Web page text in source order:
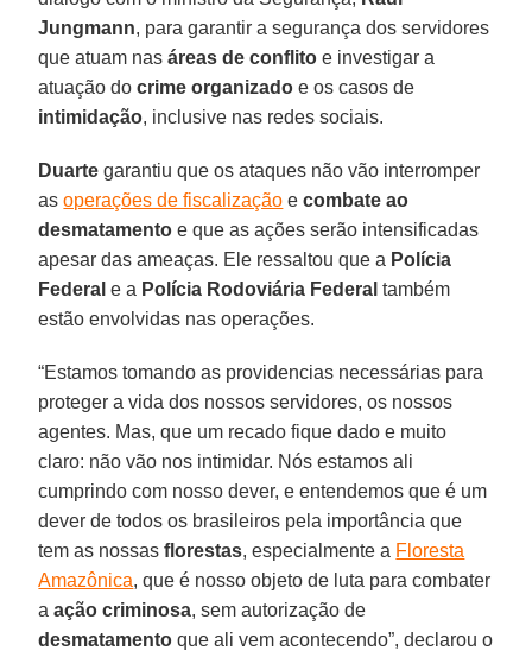
Jungmann, para garantir a segurança dos servidores
que atuam nasáreas de conflito e investigar a
atuação docrime organizado e os casos de
intimidação, inclusive nas redes sociais.
Duarte garantiu que os ataques não vão interromper
as operações de fiscalização ecombate ao
desmatamento e que as ações serão intensificadas
apesar das ameaças. Ele ressaltou que a Polícia
Federal e a Polícia Rodoviária Federal também
estão envolvidas nas operações.
“Estamos tomando as providencias necessárias para
proteger a vida dos nossos servidores, os nossos
agentes. Mas, que um recado fique dado e muito
claro: não vão nos intimidar. Nós estamos ali
cumprindo com nosso dever, e entendemos que é um
dever de todos os brasileiros pela importância que
tem as nossasflorestas, especialmente a Floresta
Amazônica, que é nosso objeto de luta para combater
aação criminosa, sem autorização de
desmatamento que ali vem acontecendo”, declarou o